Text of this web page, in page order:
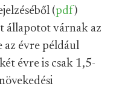
(pdf)
állapotot várnak az
évre például
évre is csak 1,5-